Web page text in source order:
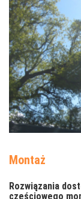
Montaż
Rozwiązania
częściowego